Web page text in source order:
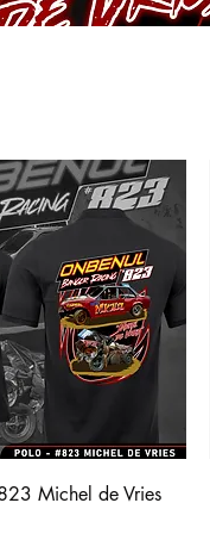
Michel de Vries